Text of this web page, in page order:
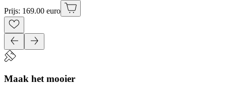
Prijs: 169.00 euro
Maak het mooier